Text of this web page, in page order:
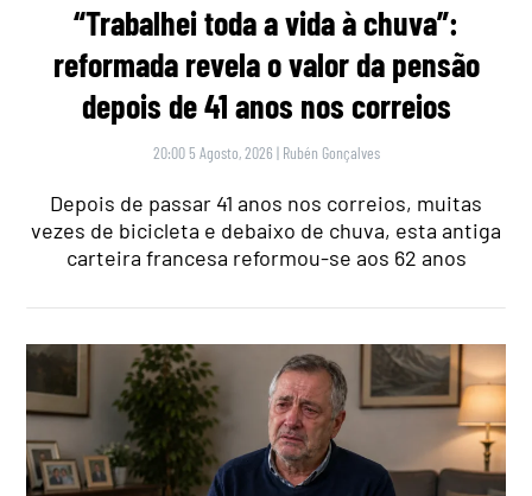
“Trabalhei toda a vida à chuva”:
reformada revela o valor da pensão
depois de 41 anos nos correios
20:00 5 Agosto, 2026 | Rubén Gonçalves
Depois de passar 41 anos nos correios, muitas
vezes de bicicleta e debaixo de chuva, esta antiga
carteira francesa reformou-se aos 62 anos